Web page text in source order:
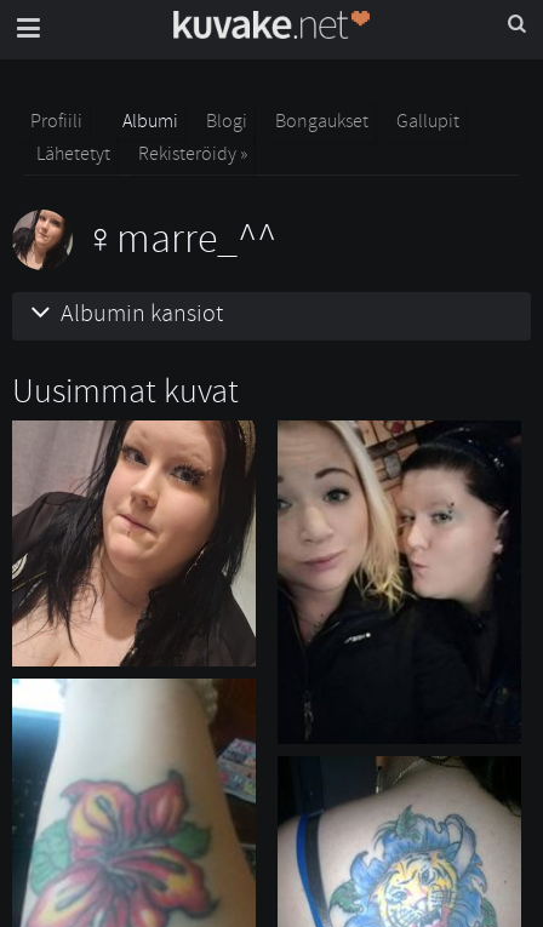
Profiili Albumi Blogi Bongaukset
Gallupit
Lähetetyt
Rekisteröidy »
marre_^^
Albumin kansiot
Uusimmat kuvat